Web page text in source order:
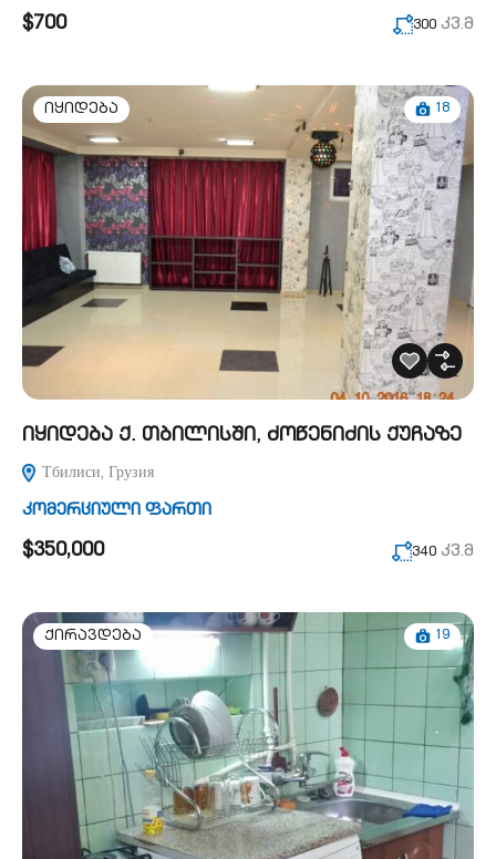
$700 300 კვ.მ
იყიდება 18
იყიდება ქ. თბილისში, ძოწენიძის ქუჩაზე
Тбилиси, Грузия
კომერციული ფართი
$350,000 340 კვ.მ
ქირავდება 19